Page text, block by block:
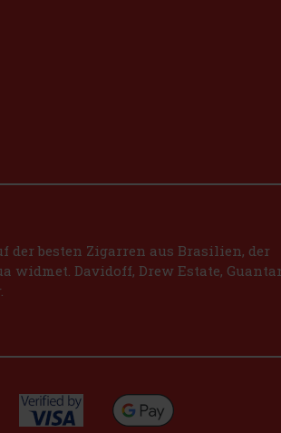
der besten Zigarren aus Brasilien, der
Davidoff, Drew Estate,